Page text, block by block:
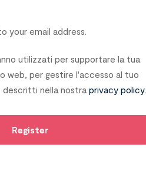
your email address.
utilizzati per supportare la tua
web, per gestire l'accesso al tuo
nella nostra privacy policy.
Register